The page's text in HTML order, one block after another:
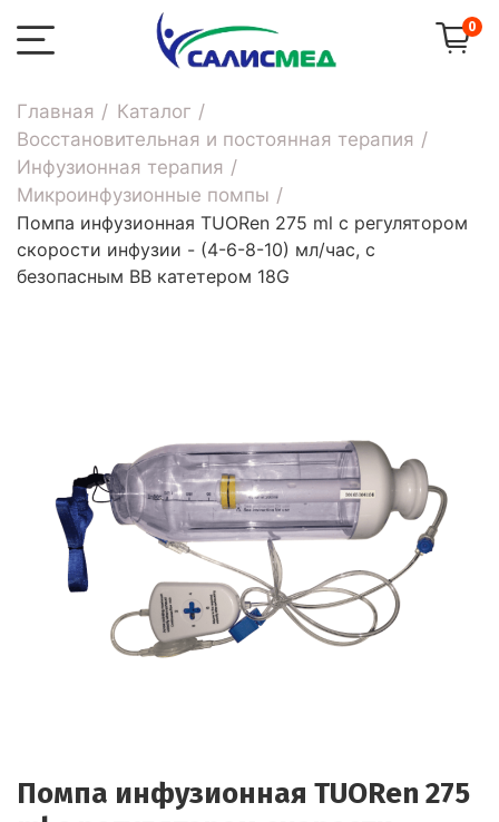
0
Главная
Каталог
Восстановительная и постоянная терапия
Инфузионная терапия
Микроинфузионные помпы
Помпа инфузионная TUORen 275 ml с регулятором
скорости инфузии - (4-6-8-10) мл/час, с
безопасным ВВ катетером 18G
Помпа инфузионная TUORen 275